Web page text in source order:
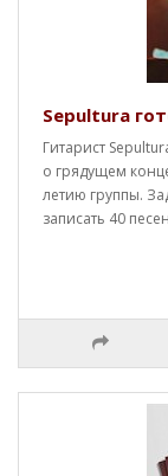
Sepultura
Гитарист
о грядущем
летию группы.
записать 40